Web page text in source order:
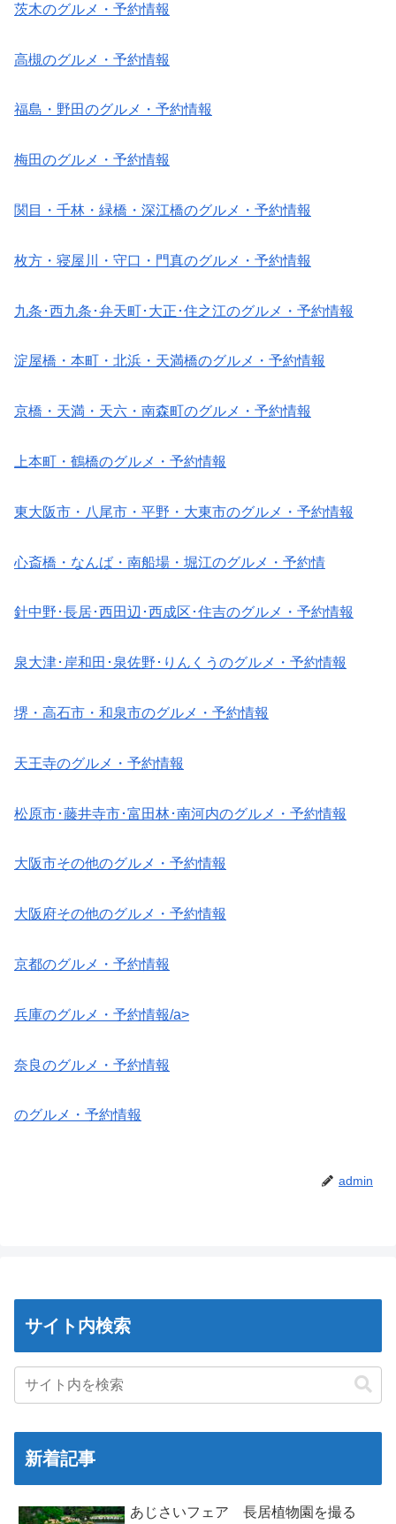
茨木のグルメ・予約情報
高槻のグルメ・予約情報
福島・野田のグルメ・予約情報
梅田のグルメ・予約情報
関目・千林・緑橋・深江橋のグルメ・予約情報
枚方・寝屋川・守口・門真のグルメ・予約情報
九条･西九条･弁天町･大正･住之江のグルメ・予約情報
淀屋橋・本町・北浜・天満橋のグルメ・予約情報
京橋・天満・天六・南森町のグルメ・予約情報
上本町・鶴橋のグルメ・予約情報
東大阪市・八尾市・平野・大東市のグルメ・予約情報
心斎橋・なんば・南船場・堀江のグルメ・予約情
針中野･長居･西田辺･西成区･住吉のグルメ・予約情報
泉大津･岸和田･泉佐野･りんくうのグルメ・予約情報
堺・高石市・和泉市のグルメ・予約情報
天王寺のグルメ・予約情報
松原市･藤井寺市･富田林･南河内のグルメ・予約情報
大阪市その他のグルメ・予約情報
大阪府その他のグルメ・予約情報
京都のグルメ・予約情報
兵庫のグルメ・予約情報/a>
奈良のグルメ・予約情報
のグルメ・予約情報
admin
サイト内検索
新着記事
あじさいフェア 長居植物園を撮る